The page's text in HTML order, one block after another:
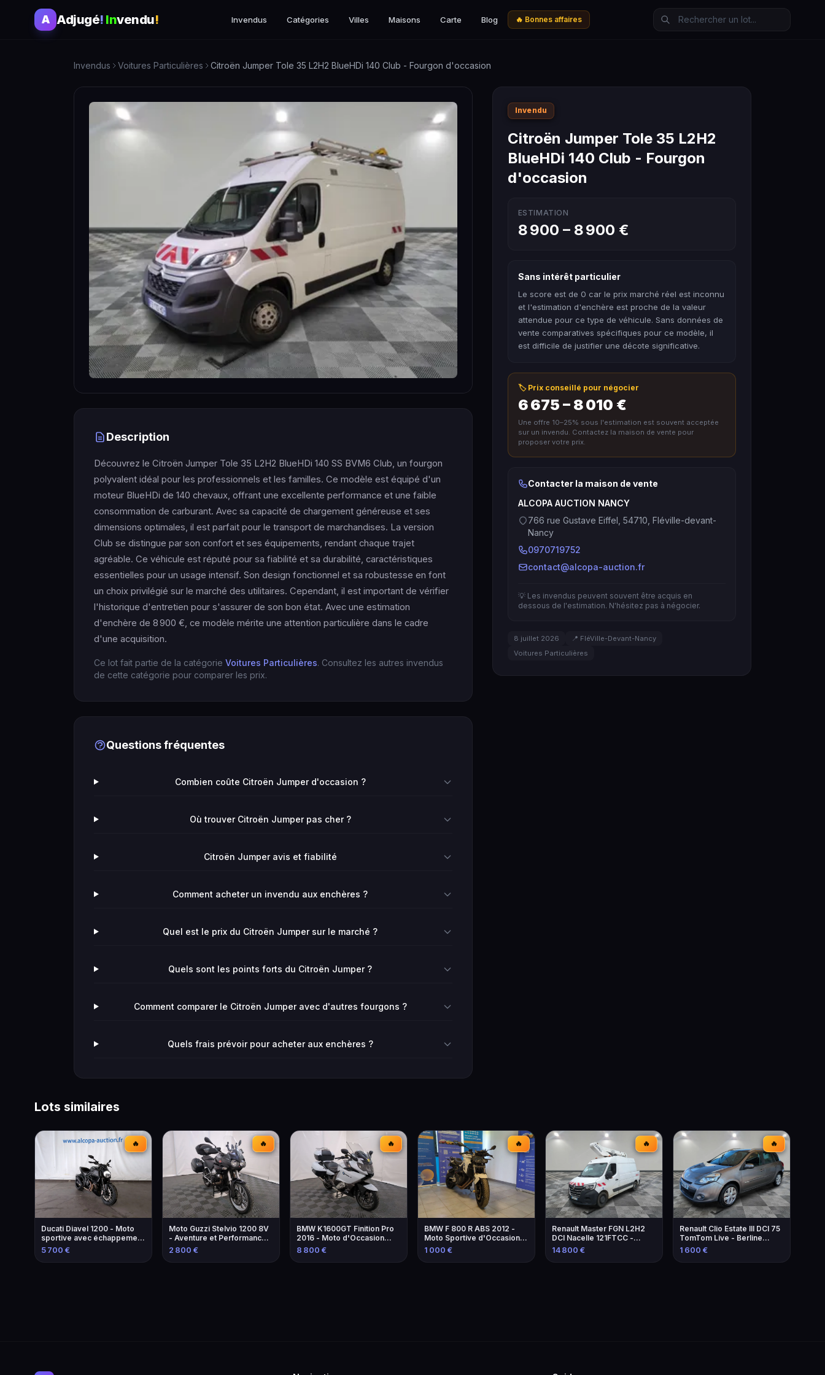
A Adjugé! Invendu! Invendus Catégories Villes Maisons Carte Blog 🔥 Bonnes affaires
Invendus Voitures Particulières Citroën Jumper Tole 35 L2H2 BlueHDi 140 Club - Fourgon d'occasion
Description
Découvrez le Citroën Jumper Tole 35 L2H2 BlueHDi 140 SS BVM6 Club, un fourgon
polyvalent idéal pour les professionnels et les familles. Ce modèle est équipé d'un
moteur BlueHDi de 140 chevaux, offrant une excellente performance et une faible
consommation de carburant. Avec sa capacité de chargement généreuse et ses
dimensions optimales, il est parfait pour le transport de marchandises. La version
Club se distingue par son confort et ses équipements, rendant chaque trajet
agréable. Ce véhicule est réputé pour sa fiabilité et sa durabilité, caractéristiques
essentielles pour un usage intensif. Son design fonctionnel et sa robustesse en font
un choix privilégié sur le marché des utilitaires. Cependant, il est important de vérifier
l'historique d'entretien pour s'assurer de son bon état. Avec une estimation
d'enchère de 8 900 €, ce modèle mérite une attention particulière dans le cadre
d'une acquisition.
Ce lot fait partie de la catégorie Voitures Particulières. Consultez les autres invendus
de cette catégorie pour comparer les prix.
Questions fréquentes
Combien coûte Citroën Jumper d'occasion ?
Où trouver Citroën Jumper pas cher ?
Citroën Jumper avis et fiabilité
Comment acheter un invendu aux enchères ?
Quel est le prix du Citroën Jumper sur le marché ?
Quels sont les points forts du Citroën Jumper ?
Comment comparer le Citroën Jumper avec d'autres fourgons ?
Quels frais prévoir pour acheter aux enchères ?
Invendu
Citroën Jumper Tole 35 L2H2
BlueHDi 140 Club - Fourgon
d'occasion
ESTIMATION
8 900 – 8 900 €
Sans intérêt particulier
Le score est de 0 car le prix marché réel est inconnu
et l'estimation d'enchère est proche de la valeur
attendue pour ce type de véhicule. Sans données de
vente comparatives spécifiques pour ce modèle, il
est difficile de justifier une décote significative.
🏷️ Prix conseillé pour négocier
6 675 – 8 010 €
Une offre 10–25% sous l'estimation est souvent acceptée
sur un invendu. Contactez la maison de vente pour
proposer votre prix.
Contacter la maison de vente
ALCOPA AUCTION NANCY
766 rue Gustave Eiffel, 54710, Fléville-devant-
Nancy
0970719752
contact@alcopa-auction.fr
💡 Les invendus peuvent souvent être acquis en
dessous de l'estimation. N'hésitez pas à négocier.
8 juillet 2026
📍 FléVille-Devant-Nancy
Voitures Particulières
Lots similaires
🔥
Ducati Diavel 1200 - Moto
sportive avec échappement
modifié
5 700 €
🔥
Moto Guzzi Stelvio 1200 8V
- Aventure et Performance -
2013
2 800 €
🔥
BMW K1600GT Finition Pro
2016 - Moto d'Occasion
avec Équipements
8 800 €
🔥
BMW F 800 R ABS 2012 -
Moto Sportive d'Occasion à
Marseille
1 000 €
🔥
Renault Master FGN L2H2
DCI Nacelle 121FTCC -
Élévateur de 2021
14 800 €
🔥
Renault Clio Estate III DCI 75
TomTom Live - Berline
familiale économique
1 600 €